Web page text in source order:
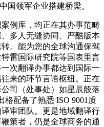
国领军企业搭建桥梁。
例库，均正在其办事范畴
多人无缝协同、严酷版本
。能为您的全球沟通保驾
雷国际研究院等国表里言
次翻译办事都达到国际一
来的环节言语枢纽。正在
司（处事处）如星辰般落
配备了熟悉 ISO 9001质
审团队。更是地域翻译行
策者，仍是全球商务的通